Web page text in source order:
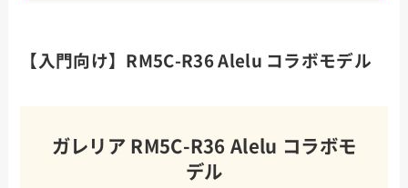
【入門向け】RM5C-R36 Alelu コラボモデル
ガレリア RM5C-R36 Alelu コラボモ
デル